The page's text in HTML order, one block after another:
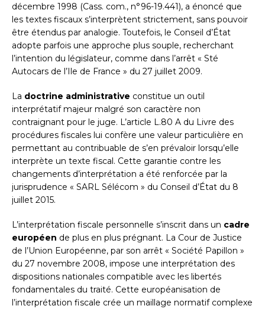
décembre 1998 (Cass. com., n°96-19.441), a énoncé que
les textes fiscaux s’interprètent strictement, sans pouvoir
être étendus par analogie. Toutefois, le Conseil d’État
adopte parfois une approche plus souple, recherchant
l’intention du législateur, comme dans l’arrêt « Sté
Autocars de l’Ile de France » du 27 juillet 2009.
La doctrine administrative constitue un outil
interprétatif majeur malgré son caractère non
contraignant pour le juge. L’article L.80 A du Livre des
procédures fiscales lui confère une valeur particulière en
permettant au contribuable de s’en prévaloir lorsqu’elle
interprète un texte fiscal. Cette garantie contre les
changements d’interprétation a été renforcée par la
jurisprudence « SARL Sélécom » du Conseil d’État du 8
juillet 2015.
L’interprétation fiscale personnelle s’inscrit dans un cadre
européen de plus en plus prégnant. La Cour de Justice
de l’Union Européenne, par son arrêt « Société Papillon »
du 27 novembre 2008, impose une interprétation des
dispositions nationales compatible avec les libertés
fondamentales du traité. Cette européanisation de
l’interprétation fiscale crée un maillage normatif complexe